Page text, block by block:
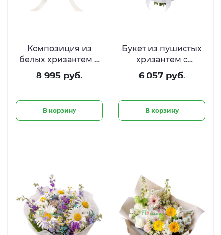
Композиция из
белых хризантем и
ромашек
«Солнечные
8 995 руб.
В корзину
Букет из пушистых
хризантем с
эвкалиптом
6 057 руб.
В корзину